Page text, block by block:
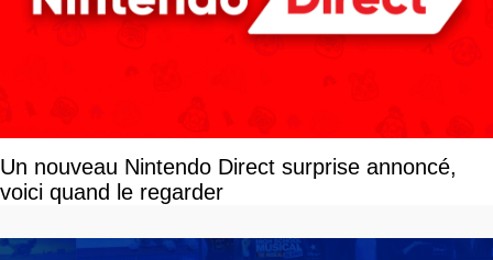
Un nouveau Nintendo Direct surprise annoncé,
voici quand le regarder